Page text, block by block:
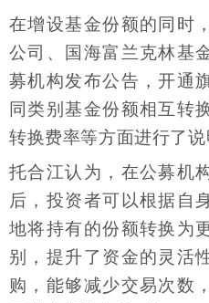
在增设基金份额的同时
公司、国海富兰克林基
募机构发布公告，开通
同类别基金份额相互转
转换费率等方面进行了说
托合江认为，在公募机
后，投资者可以根据自
地将持有的份额转换为
别，提升了资金的灵活
购，能够减少交易次数